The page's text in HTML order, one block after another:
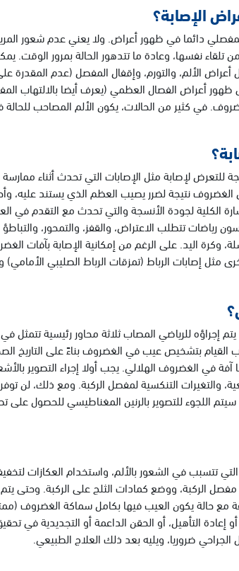
الإصابة؟
دائما في ظهور أعراض. ولا يعني عدم شعور
تلقاء نفسها، وعادة ما تتدهور الحالة بمرور
أعراض الألم، والتورم، وإقفال المفصل (عدم
ظهور أعراض الفصال العظمي (يعرف أيضا بالالتهاب
في كثير من الحالات، يكون الألم المصاحب
لإصابة مثل الإصابات التي تحدث أثناء ممارسة
الغضروف نتيجة لضرر يصيب العظم الذي يستند عليه،
الكلية لجودة الأنسجة والتي تحدث مع التقدم في
رياضات تتطلب الاعتراض، والقفز، والتمحور،
وكرة اليد. على الرغم من إمكانية الإصابة بآفات
مثل إصابات الرباط (تمزقات الرباط الصليبي الأمامي)
إجراؤه للرياضي المصاب ثلاثة محاور رئيسية تتمثل
القيام بتشخيص عيب في الغضروف بناءً على التاريخ
في الغضروف الهلالي. يجب أولا إجراء التصوير
والتغيرات التنكسية لمفصل الركبة. ومع ذلك،
اللجوء للتصوير بالرنين المغناطيسي للحصول على
تتسبب في الشعور بالألم، واستخدام العكازات
مفصل الركبة، ووضع كمادات الثلج على الركبة. وحتى
مع حالة يكون العيب فيها بكامل سماكة الغضروف
إعادة التأهيل، أو الحقن الداعمة أو التجديدية في
الجراحي ضروريا، ويليه بعد ذلك العلاج الطبيعي.